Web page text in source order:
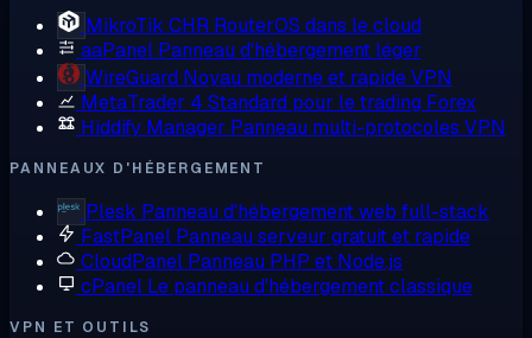
MikroTik CHR RouterOS dans le cloud
aaPanel Panneau d'hébergement léger
WireGuard Noyau moderne et rapide VPN
MetaTrader 4 Standard pour le trading Forex
Hiddify Manager Panneau multi-protocoles VPN
PANNEAUX D'HÉBERGEMENT
Plesk Panneau d'hébergement web full-stack
FastPanel Panneau serveur gratuit et rapide
CloudPanel Panneau PHP et Node.js
cPanel Le panneau d'hébergement classique
VPN ET OUTILS